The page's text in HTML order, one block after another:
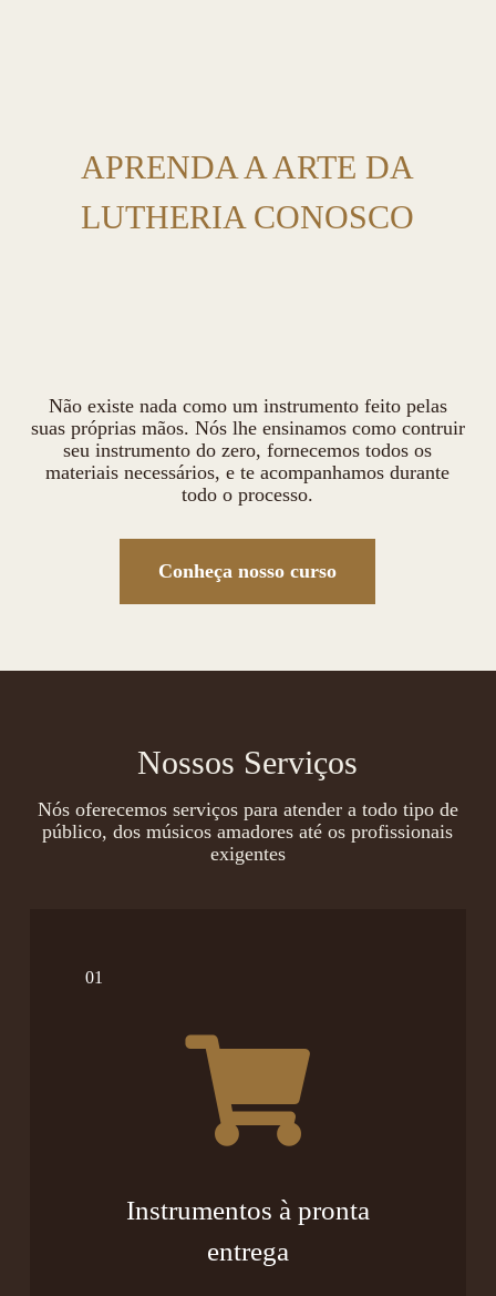
APRENDA A ARTE DA
LUTHERIA CONOSCO
Não existe nada como um instrumento feito pelas
suas próprias mãos. Nós lhe ensinamos como contruir
seu instrumento do zero, fornecemos todos os
materiais necessários, e te acompanhamos durante
todo o processo.
Conheça nosso curso
Nossos Serviços
Nós oferecemos serviços para atender a todo tipo de
público, dos músicos amadores até os profissionais
exigentes
01
Instrumentos à pronta
entrega